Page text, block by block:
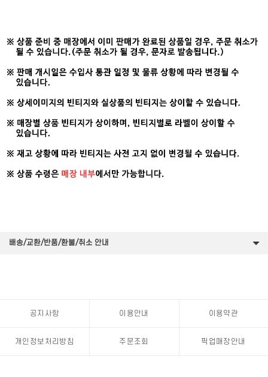
배송/교환/반품/환불/취소 안내
공지사항 이용안내 이용약관
개인정보처리방침 주문조회 픽업매장안내